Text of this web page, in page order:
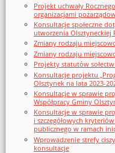
Projekt uchwały
organizacjami
Konsultacje społeczne
utworzenia Olsztyneckiej
Zmiany rodzaju
Zmiany rodzaju
Projekty statutów
Konsultacje projektu
Olsztynek na lata 2023-
Konsultacje w sprawie
Współpracy Gminy
Konsultacje w sprawie
i szczegółowych
publicznego w ramach
Wprowadzenie strefy
konsultacje